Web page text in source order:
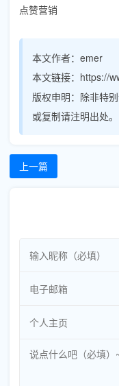
点赞营销
本文作者： emer
本文链接： https://
版权申明： 除非特
或复制请注明出处。
上一篇